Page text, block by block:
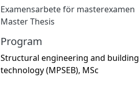
Examensarbete för masterexamen
Master Thesis
Program
Structural engineering and building
technology (MPSEB), MSc